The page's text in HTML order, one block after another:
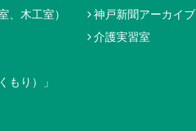
、木工室）
もり）」
神戸新聞アーカイブ
介護実習室